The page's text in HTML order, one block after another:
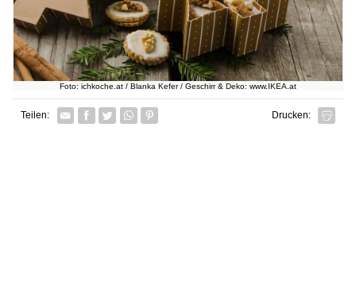
Foto: ichkoche.at / Blanka Kefer / Geschirr & Deko: www.IKEA.at
Teilen: Facebook
TwitterWhatsapp senden
Pin it Drucken: